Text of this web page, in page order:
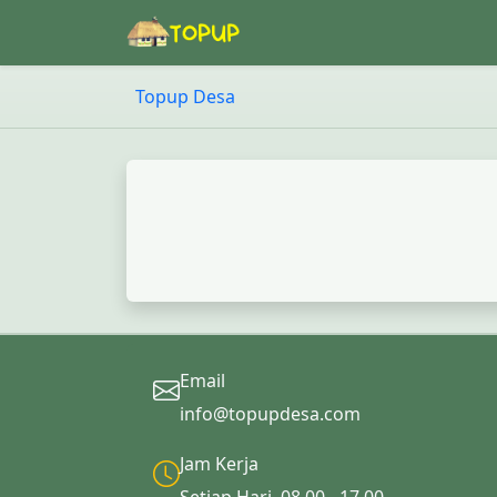
Topup Desa
Email
info@topupdesa.com
Jam Kerja